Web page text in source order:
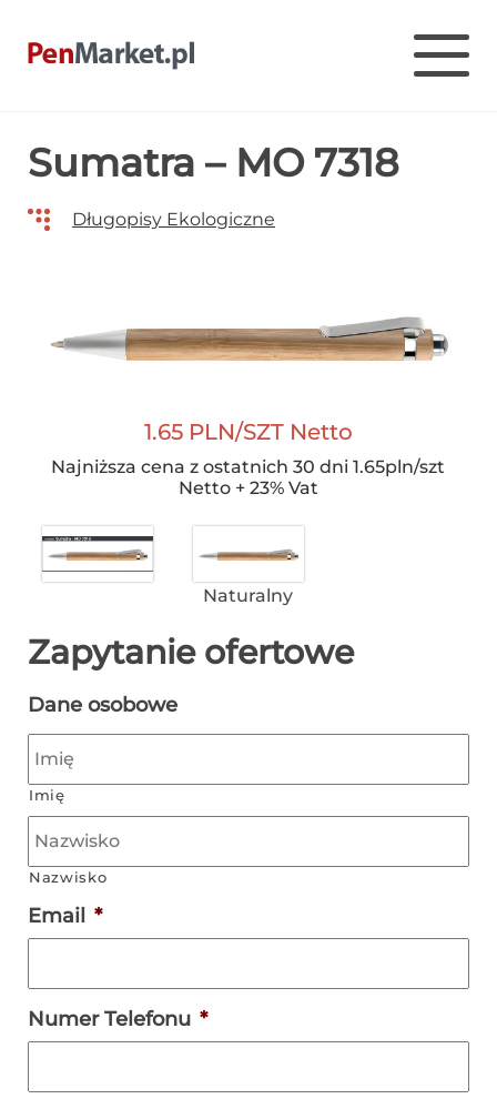
contentSumatra – MO 7318
Długopisy Ekologiczne
1.65 PLN/SZT Netto
Najniższa cena z ostatnich 30 dni 1.65pln/szt
Netto + 23% Vat
Naturalny
Zapytanie ofertowe
Dane osobowe
Imię
Nazwisko
Email *
Numer Telefonu *